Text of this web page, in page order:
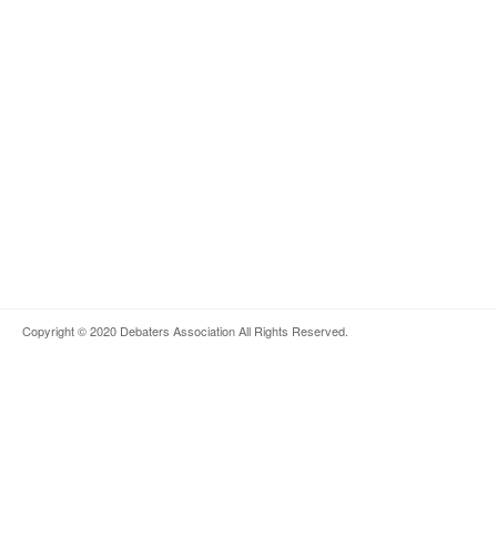
Copyright © 2020 Debaters AssociationAll Rights Reserved.